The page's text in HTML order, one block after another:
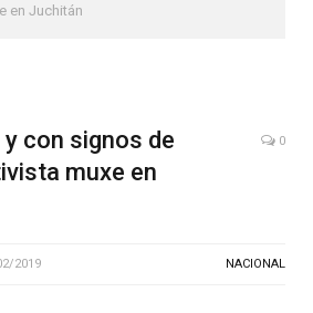
en Juchitán
con signos de
muxe en
0
2019 NACIONAL